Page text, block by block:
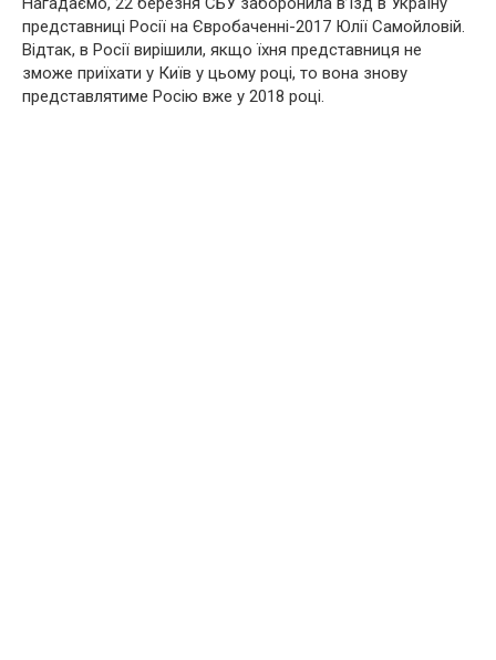
представниці Росії на Євробаченні-2017 Юлії Самойловій.
Відтак, в Росії вирішили, якщо їхня представниця не
зможе приїхати у Київ у цьому році, то вона знову
представлятиме Росію вже у 2018 році.